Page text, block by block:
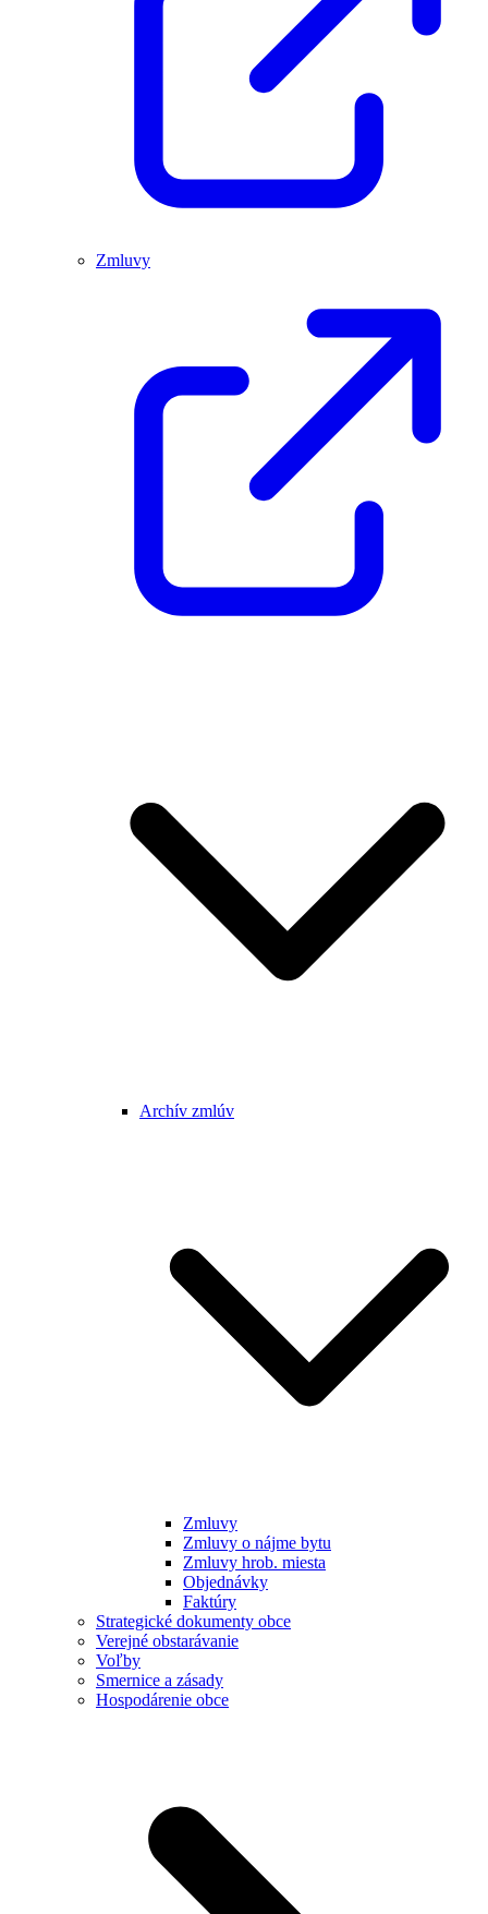
Zmluvy
Archív zmlúv
Zmluvy
Zmluvy o nájme bytu
Zmluvy hrob. miesta
Objednávky
Faktúry
Strategické dokumenty obce
Verejné obstarávanie
Voľby
Smernice a zásady
Hospodárenie obce